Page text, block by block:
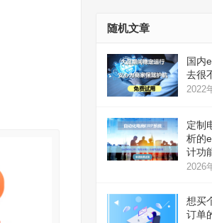
随机文章
国内
去很
2022
定制
析的
计功
2026
想买
订单